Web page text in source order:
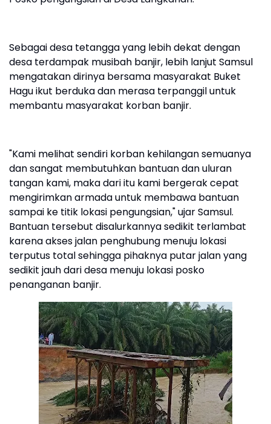
Sebagai desa tetangga yang lebih dekat dengan
desa terdampak musibah banjir, lebih lanjut Samsul
mengatakan dirinya bersama masyarakat Buket
Hagu ikut berduka dan merasa terpanggil untuk
membantu masyarakat korban banjir.
"Kami melihat sendiri korban kehilangan semuanya
dan sangat membutuhkan bantuan dan uluran
tangan kami, maka dari itu kami bergerak cepat
mengirimkan armada untuk membawa bantuan
sampai ke titik lokasi pengungsian," ujar Samsul.
Bantuan tersebut disalurkannya sedikit terlambat
karena akses jalan penghubung menuju lokasi
terputus total sehingga pihaknya putar jalan yang
sedikit jauh dari desa menuju lokasi posko
penanganan banjir.